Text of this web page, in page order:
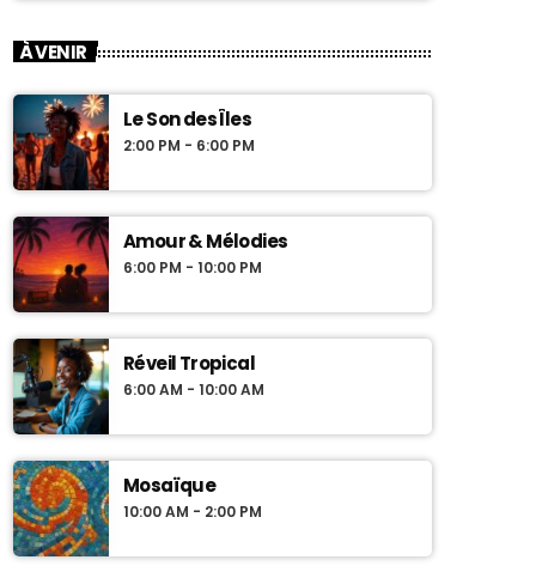
À VENIR
Le Son des Îles
2:00 PM - 6:00 PM
Amour & Mélodies
6:00 PM - 10:00 PM
Réveil Tropical
6:00 AM - 10:00 AM
Mosaïque
10:00 AM - 2:00 PM